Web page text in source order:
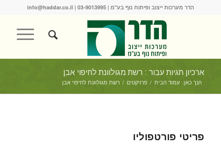
הדר מערכות ייצוב ופיתוח נוף בע"מ | 03-9013995
|
info@haddar.co.il
ארכיון תגיות עבור : רשת מגולוונת לחיפוי אבן
הנך כאן: עמוד הבית / פרויקטים / רשת מגולוונת לחיפוי אבן
פריטי פורטפוליו